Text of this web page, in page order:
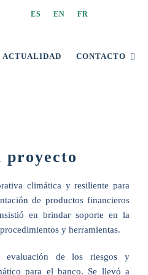
ES EN FR
ACTUALIDAD CONTACTO
proyecto
climática y resiliente para
de productos financieros
en brindar soporte en la
y herramientas.
de los riesgos y
para el banco. Se llevó a